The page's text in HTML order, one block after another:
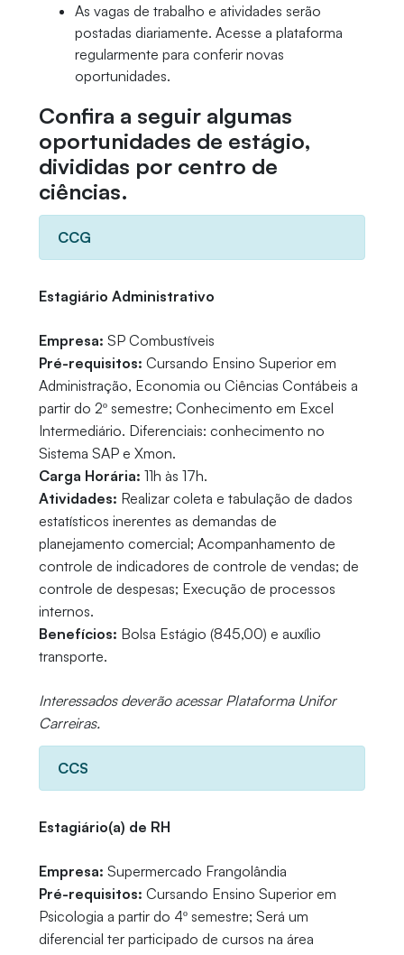
As vagas de trabalho e atividades serão
postadas diariamente. Acesse a plataforma
regularmente para conferir novas
oportunidades.
Confira a seguir algumas
oportunidades de estágio,
divididas por centro de
ciências.
CCG
Estagiário Administrativo
Empresa: SP Combustíveis
Pré-requisitos: Cursando Ensino Superior em
Administração, Economia ou Ciências Contábeis a
partir do 2º semestre; Conhecimento em Excel
Intermediário. Diferenciais: conhecimento no
Sistema SAP e Xmon.
Carga Horária: 11h às 17h.
Atividades: Realizar coleta e tabulação de dados
estatísticos inerentes as demandas de
planejamento comercial; Acompanhamento de
controle de indicadores de controle de vendas; de
controle de despesas; Execução de processos
internos.
Benefícios: Bolsa Estágio (845,00) e auxílio
transporte.
Interessados deverão acessar Plataforma Unifor
Carreiras.
CCS
Estagiário(a) de RH
Empresa: Supermercado Frangolândia
Pré-requisitos: Cursando Ensino Superior em
Psicologia a partir do 4º semestre; Será um
diferencial ter participado de cursos na área